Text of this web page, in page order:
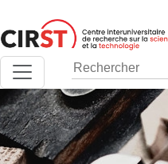
au
contenu